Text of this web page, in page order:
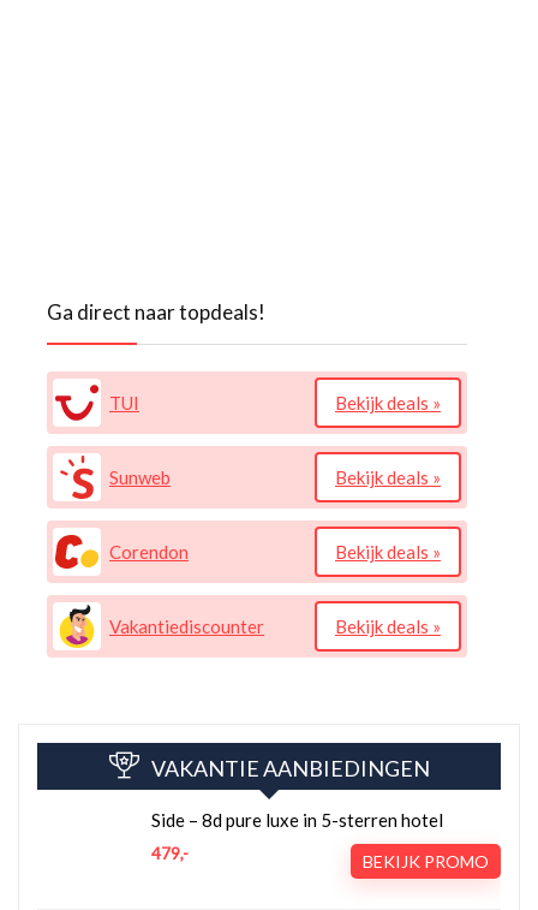
Ga direct naar topdeals!
TUI Bekijk deals »
Sunweb Bekijk deals »
Corendon Bekijk deals »
Vakantiediscounter Bekijk deals »
VAKANTIE AANBIEDINGEN
Side – 8d pure luxe in 5-sterren hotel
479,- BEKIJK PROMO